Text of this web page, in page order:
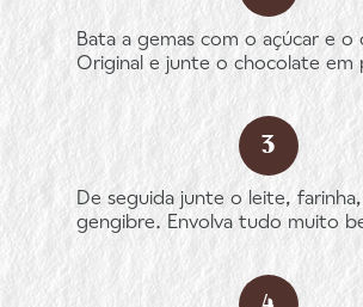
Bata a gemas com o açúcar e o
Original e junte o chocolate em
De seguida junte o leite,
gengibre. Envolva tudo muito